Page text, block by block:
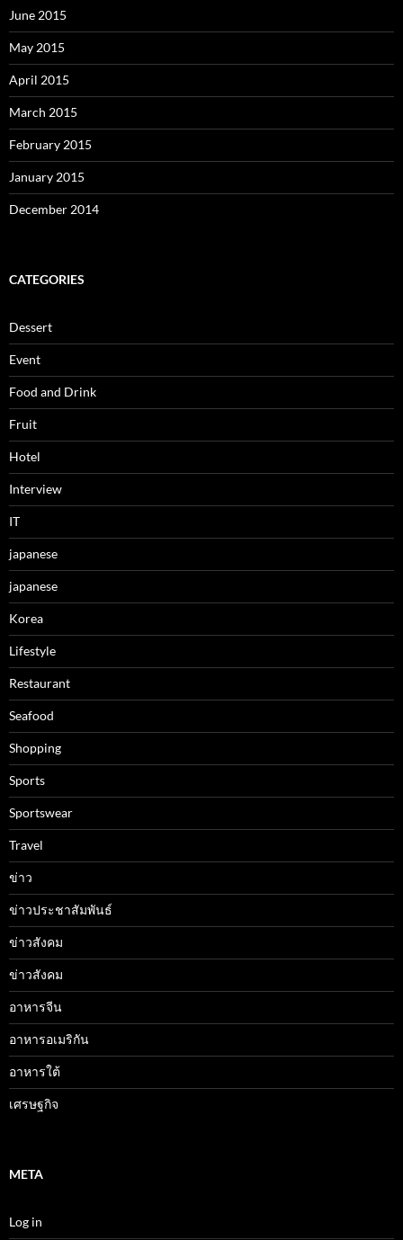
June 2015
May 2015
April 2015
March 2015
February 2015
January 2015
December 2014
CATEGORIES
Dessert
Event
Food and Drink
Fruit
Hotel
Interview
IT
japanese
japanese
Korea
Lifestyle
Restaurant
Seafood
Shopping
Sports
Sportswear
Travel
ข่าว
ข่าวประชาสัมพันธ์
ข่าวสังคม
ข่าวสังคม
อาหารจีน
อาหารอเมริกัน
อาหารใต้
เศรษฐกิจ
META
Log in